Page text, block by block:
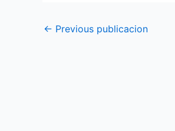
← Previous publicacion